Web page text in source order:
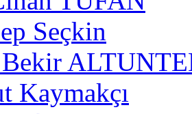
Seçkin
Bekir
Kaymakçı